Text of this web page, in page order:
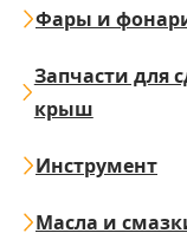
Фары и
Запчасти для
крыш
Инструмент
Масла и